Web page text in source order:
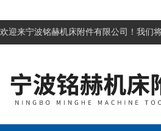
欢迎来宁波铭赫机床附件有限公司！我们